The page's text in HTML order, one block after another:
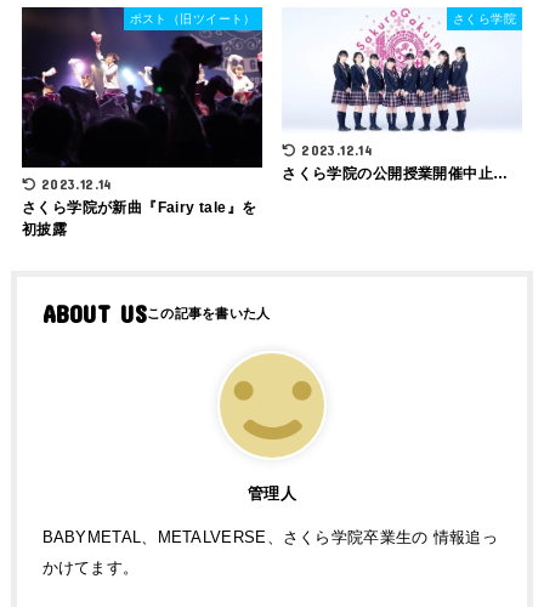
ポスト（旧ツイート）
2023.12.14
さくら学院が新曲『Fairy tale』を
初披露
さくら学院
2023.12.14
さくら学院の公開授業開催中止…
ABOUT US
管理人
BABYMETAL、METALVERSE、さくら学院卒業生の 情報追っ
かけてます。